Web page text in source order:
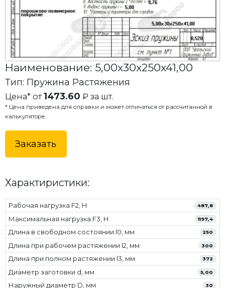
Наименование: 5,00x30x250x41,00
Тип: Пружина Растяжения
Цена* от1473.60 ₽ за шт.
* Цена приведена для справки и может отличаться от рассчитанной в
калькуляторе.
Заказать
Характиристики:
Рабочая нагрузка F2, Н 487,8
Максимальная нагрузка F3, Н 1197,4
Длина в свободном состоянии l0, мм 250
Длина при рабочем растяжении l2, мм 300
Длина при полном растяжении l3, мм 372
Диаметр заготовки d, мм 5,00
Наружный диаметр D, мм 30